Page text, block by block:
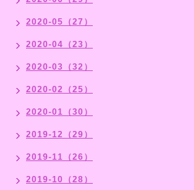
2020-05（27）
2020-04（23）
2020-03（32）
2020-02（25）
2020-01（30）
2019-12（29）
2019-11（26）
2019-10（28）